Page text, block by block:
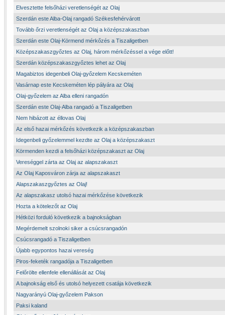
Elvesztette felsőházi veretlenségét az Olaj
Szerdán este Alba-Olaj rangadó Székesfehérvárott
Tovább őrzi veretlenségét az Olaj a középszakaszban
Szerdán este Olaj-Körmend mérkőzés a Tiszaligetben
Középszakaszgyőztes az Olaj, három mérkőzéssel a vége előtt!
Szerdán középszakaszgyőztes lehet az Olaj
Magabiztos idegenbeli Olaj-győzelem Kecskeméten
Vasárnap este Kecskeméten lép pályára az Olaj
Olaj-győzelem az Alba elleni rangadón
Szerdán este Olaj-Alba rangadó a Tiszaligetben
Nem hibázott az éllovas Olaj
Az első hazai mérkőzés következik a középszakaszban
Idegenbeli győzelemmel kezdte az Olaj a középszakaszt
Körmenden kezdi a felsőházi középszakaszt az Olaj
Vereséggel zárta az Olaj az alapszakaszt
Az Olaj Kaposváron zárja az alapszakaszt
Alapszakaszgyőztes az Olaj!
Az alapszakasz utolsó hazai mérkőzése következik
Hozta a kötelezőt az Olaj
Hétközi forduló következik a bajnokságban
Megérdemelt szolnoki siker a csúcsrangadón
Csúcsrangadó a Tiszaligetben
Újabb egypontos hazai vereség
Piros-feketék rangadója a Tiszaligetben
Felőrölte ellenfele ellenállását az Olaj
A bajnokság első és utolsó helyezett csatája következik
Nagyarányú Olaj-győzelem Pakson
Paksi kaland